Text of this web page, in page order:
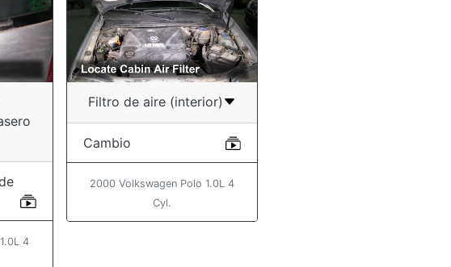
4
Filtro de aire (interior)
Cambio
2000 Volkswagen Polo 1.0L 4
Cyl.